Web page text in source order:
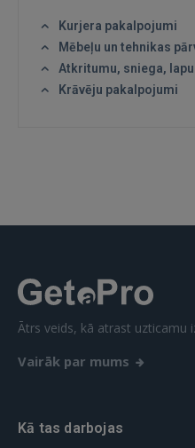
Aizmirsāt paroli?
Kurjera pakalpojumi
Mēbeļu un tehnikas
Atkritumu, sniega,
Krāvēju pakalpojumi
Ātrs veids, kā atrast uzticamu
Vairāk par mums
Kā tas darbojas